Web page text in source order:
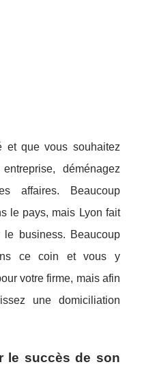
et que vous souhaitez
déménagez
affaires. Beaucoup
le pays, mais Lyon fait
business. Beaucoup
ce coin et vous y
votre firme, mais afin
une domiciliation
le succès de son